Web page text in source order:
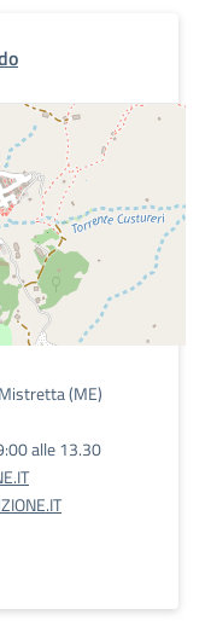
(ME)
alle 13.30